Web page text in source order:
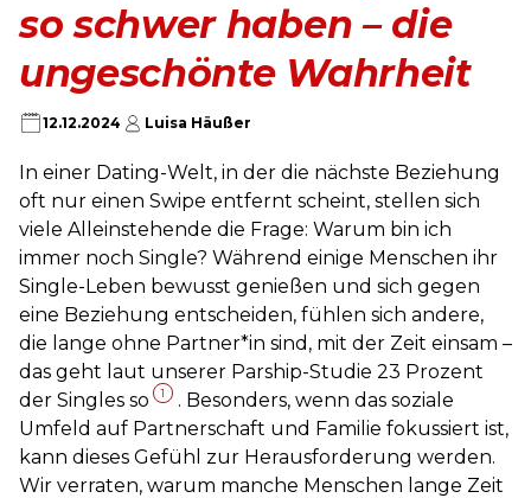
so schwer haben – die
ungeschönte Wahrheit
12.12.2024 Luisa Häußer
In einer Dating-Welt, in der die nächste Beziehung
oft nur einen Swipe entfernt scheint, stellen sich
viele Alleinstehende die Frage: Warum bin ich
immer noch Single? Während einige Menschen ihr
Single-Leben bewusst genießen und sich gegen
eine Beziehung entscheiden, fühlen sich andere,
die lange ohne Partner*in sind, mit der Zeit einsam –
das geht laut unserer Parship-Studie 23 Prozent
der Singles so
1 . Besonders, wenn das soziale
Umfeld auf Partnerschaft und Familie fokussiert ist,
kann dieses Gefühl zur Herausforderung werden.
Wir verraten, warum manche Menschen lange Zeit